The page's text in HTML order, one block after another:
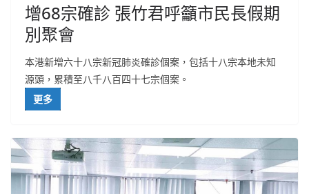
增68宗確診 張竹君呼籲市民長假期
別聚會
本港新增六十八宗新冠肺炎確診個案，包括十八宗本地未知
源頭，累積至八千八百四十七宗個案。
更多